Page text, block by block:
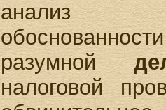
анализ
разумной
налоговой